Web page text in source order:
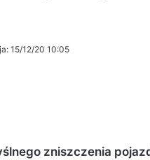
15/12/20 10:05
zniszczenia